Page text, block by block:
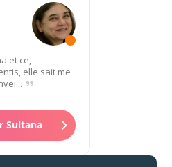
et ce,
elle sait me
Sultana